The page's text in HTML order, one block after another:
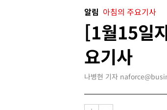
알림 아침의 주요기사
[1월15일
요기사
나병현 기자